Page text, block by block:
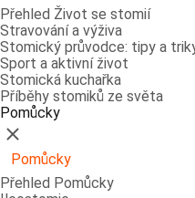
Přehled Život se stomií
Stravování a výživa
Stomický průvodce: tipy a
Sport a aktivní život
Stomická kuchařka
Příběhy stomiků ze světa
Pomůcky
Zavřít
Pomůcky
Přehled Pomůcky